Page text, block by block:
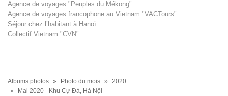
Agence de voyages "Peuples du Mékong"
Agence de voyages francophone au Vietnam "VACTours"
Séjour chez l’habitant à Hanoï
Collectif Vietnam "CVN"
Fil
d'Ariane
Albums photos Photo du mois
2020
Mai 2020 - Khu Cự Đà, Hà Nội